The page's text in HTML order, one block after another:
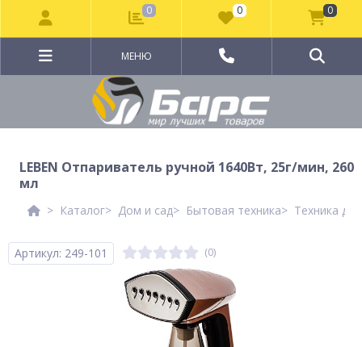
МЕНЮ
LEBEN Отпариватель ручной 1640Вт, 25г/мин, 260
мл
Каталог Дом и сад Бытовая техника Техника
Артикул: 249-101 (0)
0 0 0